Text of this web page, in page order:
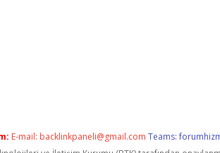
E-mail: backlinkpaneli@gmail.com Teams: